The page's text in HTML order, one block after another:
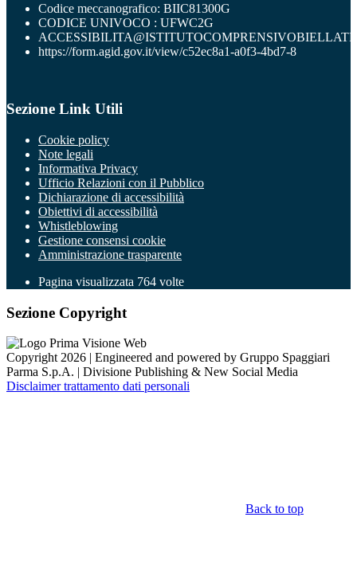
Codice meccanografico: BIIC81300G
CODICE UNIVOCO : UFWC2G
https://form.agid.gov.it/view/c52ec8a1-a0f3-4bd7-8
Sezione Link Utili
Cookie policy
Note legali
Informativa Privacy
Ufficio Relazioni con il Pubblico
Dichiarazione di accessibilità
Obiettivi di accessibilità
Whistleblowing
Gestione consensi cookie
Amministrazione trasparente
Pagina visualizzata 764 volte
Sezione Copyright
Copyright 2026 | Engineered and powered by Gruppo Spaggiari
Parma S.p.A. | Divisione Publishing & New Social Media
Disclaimer trattamento dati personali
Back to top